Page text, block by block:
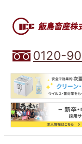
0120-